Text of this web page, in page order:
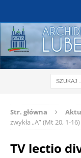
Str. główna
zwykła „A” (Mt 20, 1-16)
TV lectio